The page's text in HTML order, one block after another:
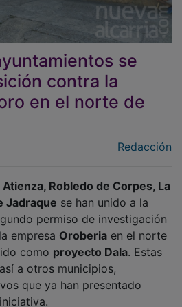
se
contra la
en el norte de
Jadraquese han unido a la
permiso de investigación
empresaOroberia en el norte
comoproyecto Dala. Estas
a otros municipios,
que ya han presentado